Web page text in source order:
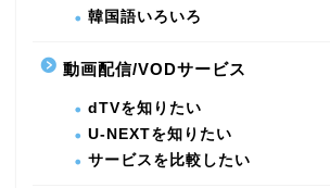
韓国語いろいろ
動画配信/VODサービス
dTVを知りたい
U-NEXTを知りたい
サービスを比較したい